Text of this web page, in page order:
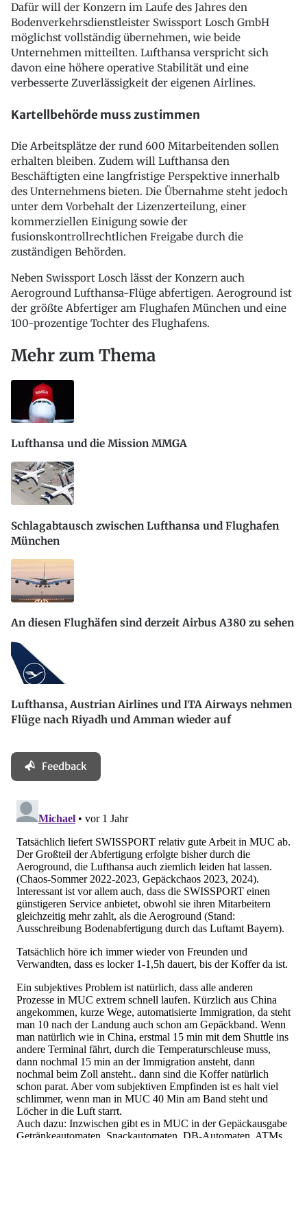
Dafür will der Konzern im Laufe des Jahres den
Bodenverkehrsdienstleister Swissport Losch GmbH
möglichst vollständig übernehmen, wie beide
Unternehmen mitteilten. Lufthansa verspricht sich
davon eine höhere operative Stabilität und eine
verbesserte Zuverlässigkeit der eigenen Airlines.
Kartellbehörde muss zustimmen
Die Arbeitsplätze der rund 600 Mitarbeitenden sollen
erhalten bleiben. Zudem will Lufthansa den
Beschäftigten eine langfristige Perspektive innerhalb
des Unternehmens bieten. Die Übernahme steht jedoch
unter dem Vorbehalt der Lizenzerteilung, einer
kommerziellen Einigung sowie der
fusionskontrollrechtlichen Freigabe durch die
zuständigen Behörden.
Neben Swissport Losch lässt der Konzern auch
Aeroground Lufthansa-Flüge abfertigen. Aeroground ist
der größte Abfertiger am Flughafen München und eine
100-prozentige Tochter des Flughafens.
Mehr zum Thema
Lufthansa und die Mission MMGA
Schlagabtausch zwischen Lufthansa und Flughafen
München
An diesen Flughäfen sind derzeit Airbus A380 zu sehen
Lufthansa, Austrian Airlines und ITA Airways nehmen
Flüge nach Riyadh und Amman wieder auf
Feedback